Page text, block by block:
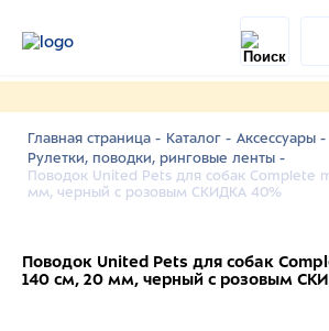
Главная страница - Каталог - Аксессуары -
Рулетки, поводки, ринговые ленты -
Поводок United Pets для собак Complete
мм, черный с розовым СКИДКА 40%
Поводок United Pets для собак
140 см, 20 мм, черный с розовым